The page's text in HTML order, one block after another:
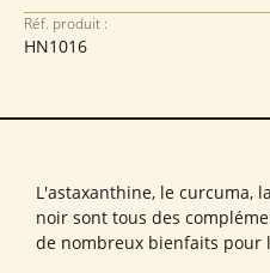
Réf. produit :
HN1016
L'astaxanthine, le curcuma,
noir sont tous des
de nombreux bienfaits pour